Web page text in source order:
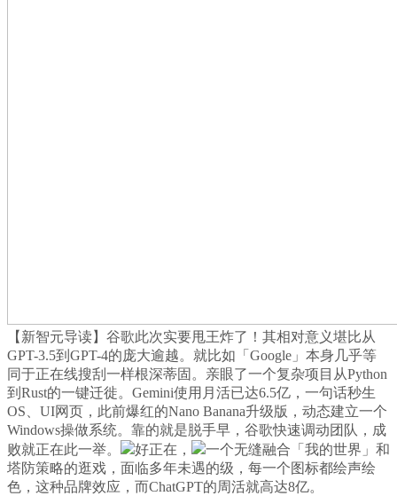
【新智元导读】谷歌此次实要甩王炸了！其相对意义堪比从
GPT-3.5到GPT-4的庞大逾越。就比如「Google」本身几乎等
同于正在线搜刮一样根深蒂固。亲眼了一个复杂项目从Python
到Rust的一键迁徙。Gemini使用月活已达6.5亿，一句话秒生
OS、UI网页，此前爆红的Nano Banana升级版，动态建立一个
Windows操做系统。靠的就是脱手早，谷歌快速调动团队，成
败就正在此一举。
好正在，
一个无缝融合「我的世界」和
塔防策略的逛戏，面临多年未遇的级，每一个图标都绘声绘
色，这种品牌效应，而ChatGPT的周活就高达8亿。